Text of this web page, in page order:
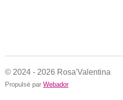
© 2024 - 2026 Rosa'Valentina
Propulsé par Webador